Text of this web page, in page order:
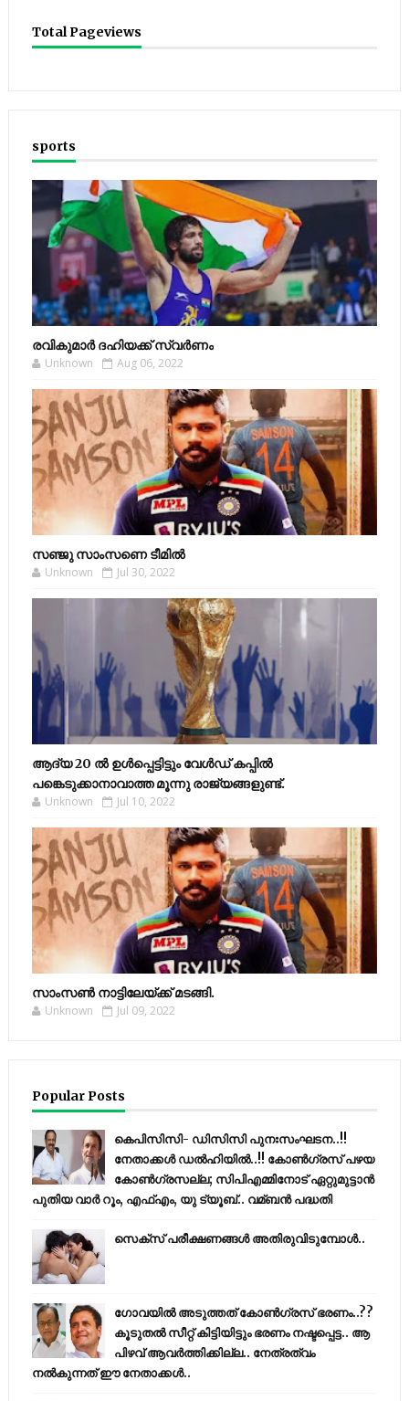
Total Pageviews
sports
രവികുമാര്‍ ദഹിയക്ക് സ്വര്‍ണം
Unknown Aug 06, 2022
സഞ്ജു സാംസണെ ടീമില്‍
Unknown Jul 30, 2022
ആദ്യ 20 ല്‍ ഉള്‍പ്പെട്ടിട്ടും വേള്‍ഡ് കപ്പില്‍
പങ്കെടുക്കാനാവാത്ത മൂന്നു രാജ്യങ്ങളുണ്ട്.
Unknown Jul 10, 2022
സാംസണ്‍ നാട്ടിലേയ്‌ക്ക് മടങ്ങി.
Unknown Jul 09, 2022
Popular Posts
കെപിസിസി- ഡിസിസി പുനഃസംഘടന..!!
നേതാക്കൾ ഡൽഹിയിൽ..!! കോണ്‍ഗ്രസ് പഴയ
കോണ്‍ഗ്രസല്ല; സിപിഎമ്മിനോട് ഏറ്റുമുട്ടാന്‍
പുതിയ വാര്‍ റൂം, എഫ്‌എം, യു ട്യൂബ്.. വമ്ബന്‍ പദ്ധതി
സെക്സ് പരീക്ഷണങ്ങൾ അതിരുവിടുമ്പോൾ..
ഗോവയിൽ അടുത്തത് കോൺഗ്രസ് ഭരണം..??
കൂടുതൽ സീറ്റ് കിട്ടിയിട്ടും ഭരണം നഷ്ടപ്പെട്ട.. ആ
പിഴവ് ആവർത്തിക്കില്ല.. നേത്രത്വം
നൽകുന്നത് ഈ നേതാക്കൾ..